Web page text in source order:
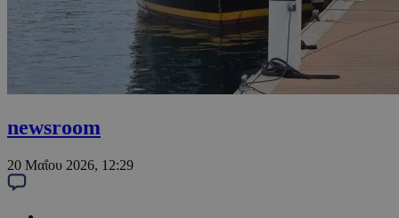
newsroom
20 Μαΐου 2026, 12:29